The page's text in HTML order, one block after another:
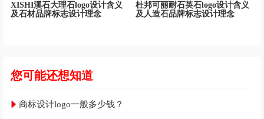
XISHI溪石大理石logo设计含义
及石材品牌标志设计理念
杜邦可丽耐石英石logo设计含义
及人造石品牌标志设计理念
您可能还想知道
商标设计logo一般多少钱？